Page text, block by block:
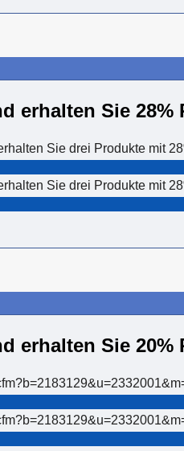
erhalten Sie 28%
Sie drei Produkte mit
Sie drei Produkte mit
erhalten Sie 20%